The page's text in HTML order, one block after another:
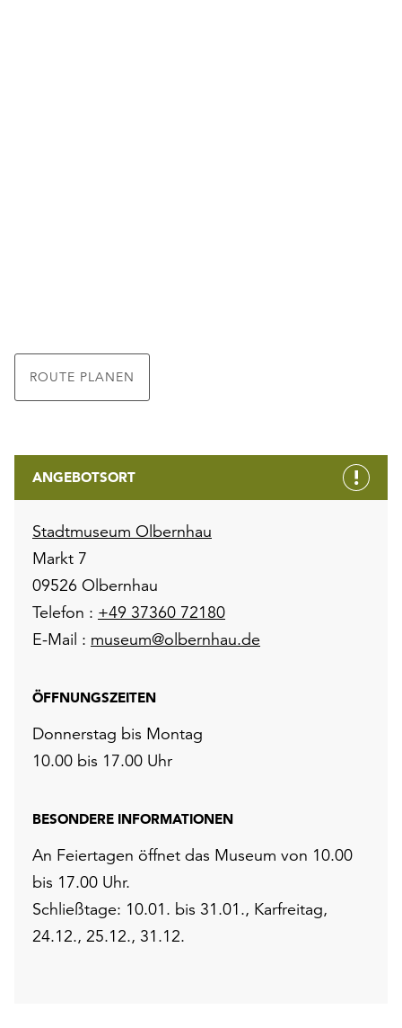
ROUTE PLANEN
ANGEBOTSORT
Stadtmuseum Olbernhau
Markt 7
09526 Olbernhau
Telefon : +49 37360 72180
E-Mail : museum@olbernhau.de
ÖFFNUNGSZEITEN
Donnerstag bis Montag
10.00 bis 17.00 Uhr
BESONDERE INFORMATIONEN
An Feiertagen öffnet das Museum von 10.00
bis 17.00 Uhr.
Schließtage: 10.01. bis 31.01., Karfreitag,
24.12., 25.12., 31.12.